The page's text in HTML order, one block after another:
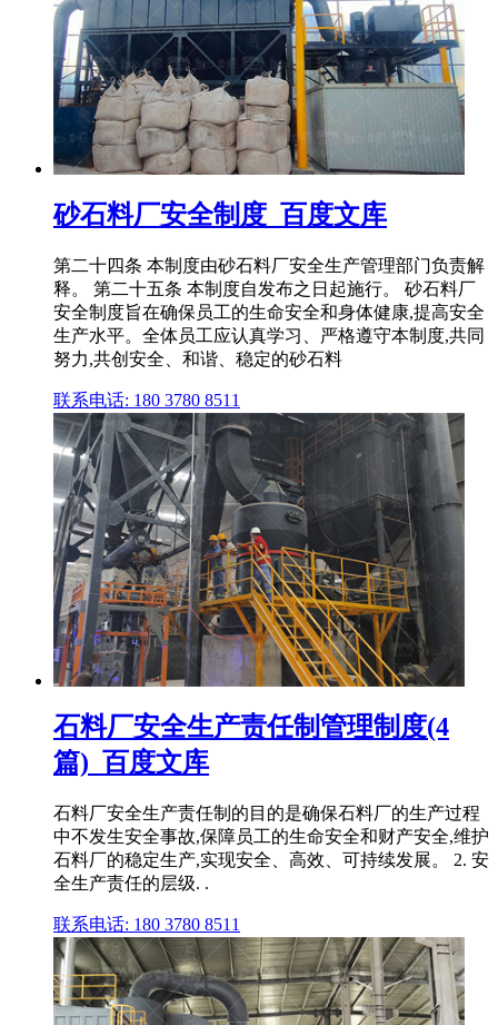
砂石料厂安全制度_百度文库
第二十四条 本制度由砂石料厂安全生产管理部门负责解
释。 第二十五条 本制度自发布之日起施行。 砂石料厂
安全制度旨在确保员工的生命安全和身体健康,提高安全
生产水平。全体员工应认真学习、严格遵守本制度,共同
努力,共创安全、和谐、稳定的砂石料
联系电话: 180 3780 8511
石料厂安全生产责任制管理制度(4
篇)_百度文库
石料厂安全生产责任制的目的是确保石料厂的生产过程
中不发生安全事故,保障员工的生命安全和财产安全,维护
石料厂的稳定生产,实现安全、高效、可持续发展。 2. 安
全生产责任的层级. .
联系电话: 180 3780 8511